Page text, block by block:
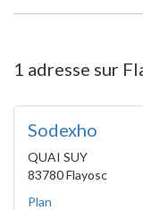
1 adresse sur
Sodexho
QUAI SUY
83780 Flayosc
Plan